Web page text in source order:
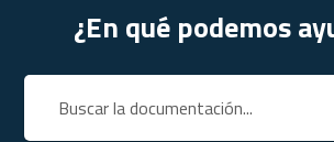
¿En qué podemos